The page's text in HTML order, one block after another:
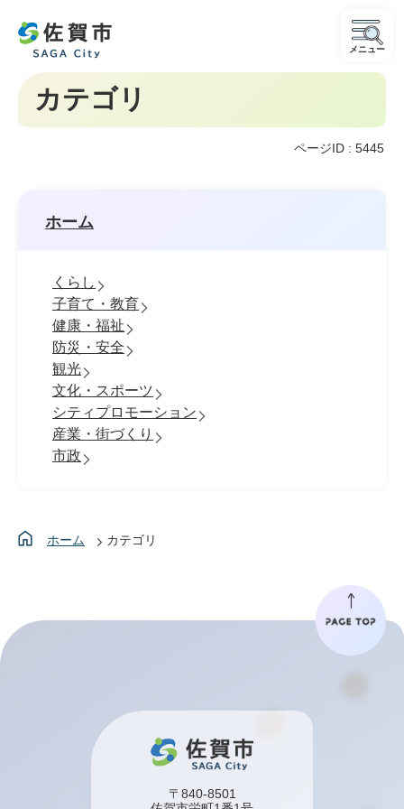
メニュー
カテゴリ
ページID : 5445
ホーム
くらし
子育て・教育
健康・福祉
防災・安全
観光
文化・スポーツ
シティプロモーション
産業・街づくり
市政
ホーム カテゴリ
〒840-8501